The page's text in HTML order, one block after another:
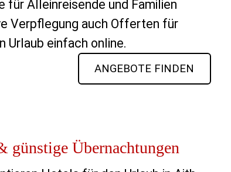
für Alleinreisende und Familien
Verpflegung auch Offerten für
Urlaub einfach online.
ANGEBOTE FINDEN
günstige Übernachtungen